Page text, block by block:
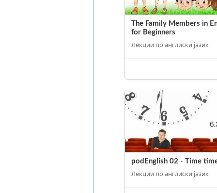
The Family Members in
for Beginners
Лекции по англиски јазик
podEnglish 02 - Time
Лекции по англиски јазик